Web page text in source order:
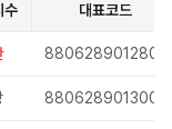
수 대표코드
8806289012800
8806289013005